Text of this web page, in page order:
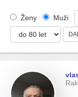
Ženy Muži